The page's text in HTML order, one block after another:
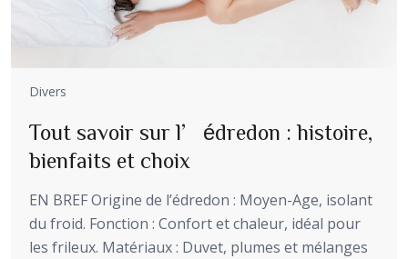
Divers
Tout savoir sur l’édredon : histoire,
bienfaits et choix
EN BREF Origine de l’édredon : Moyen-Age, isolant
du froid. Fonction : Confort et chaleur, idéal pour
les frileux. Matériaux : Duvet, plumes et mélanges